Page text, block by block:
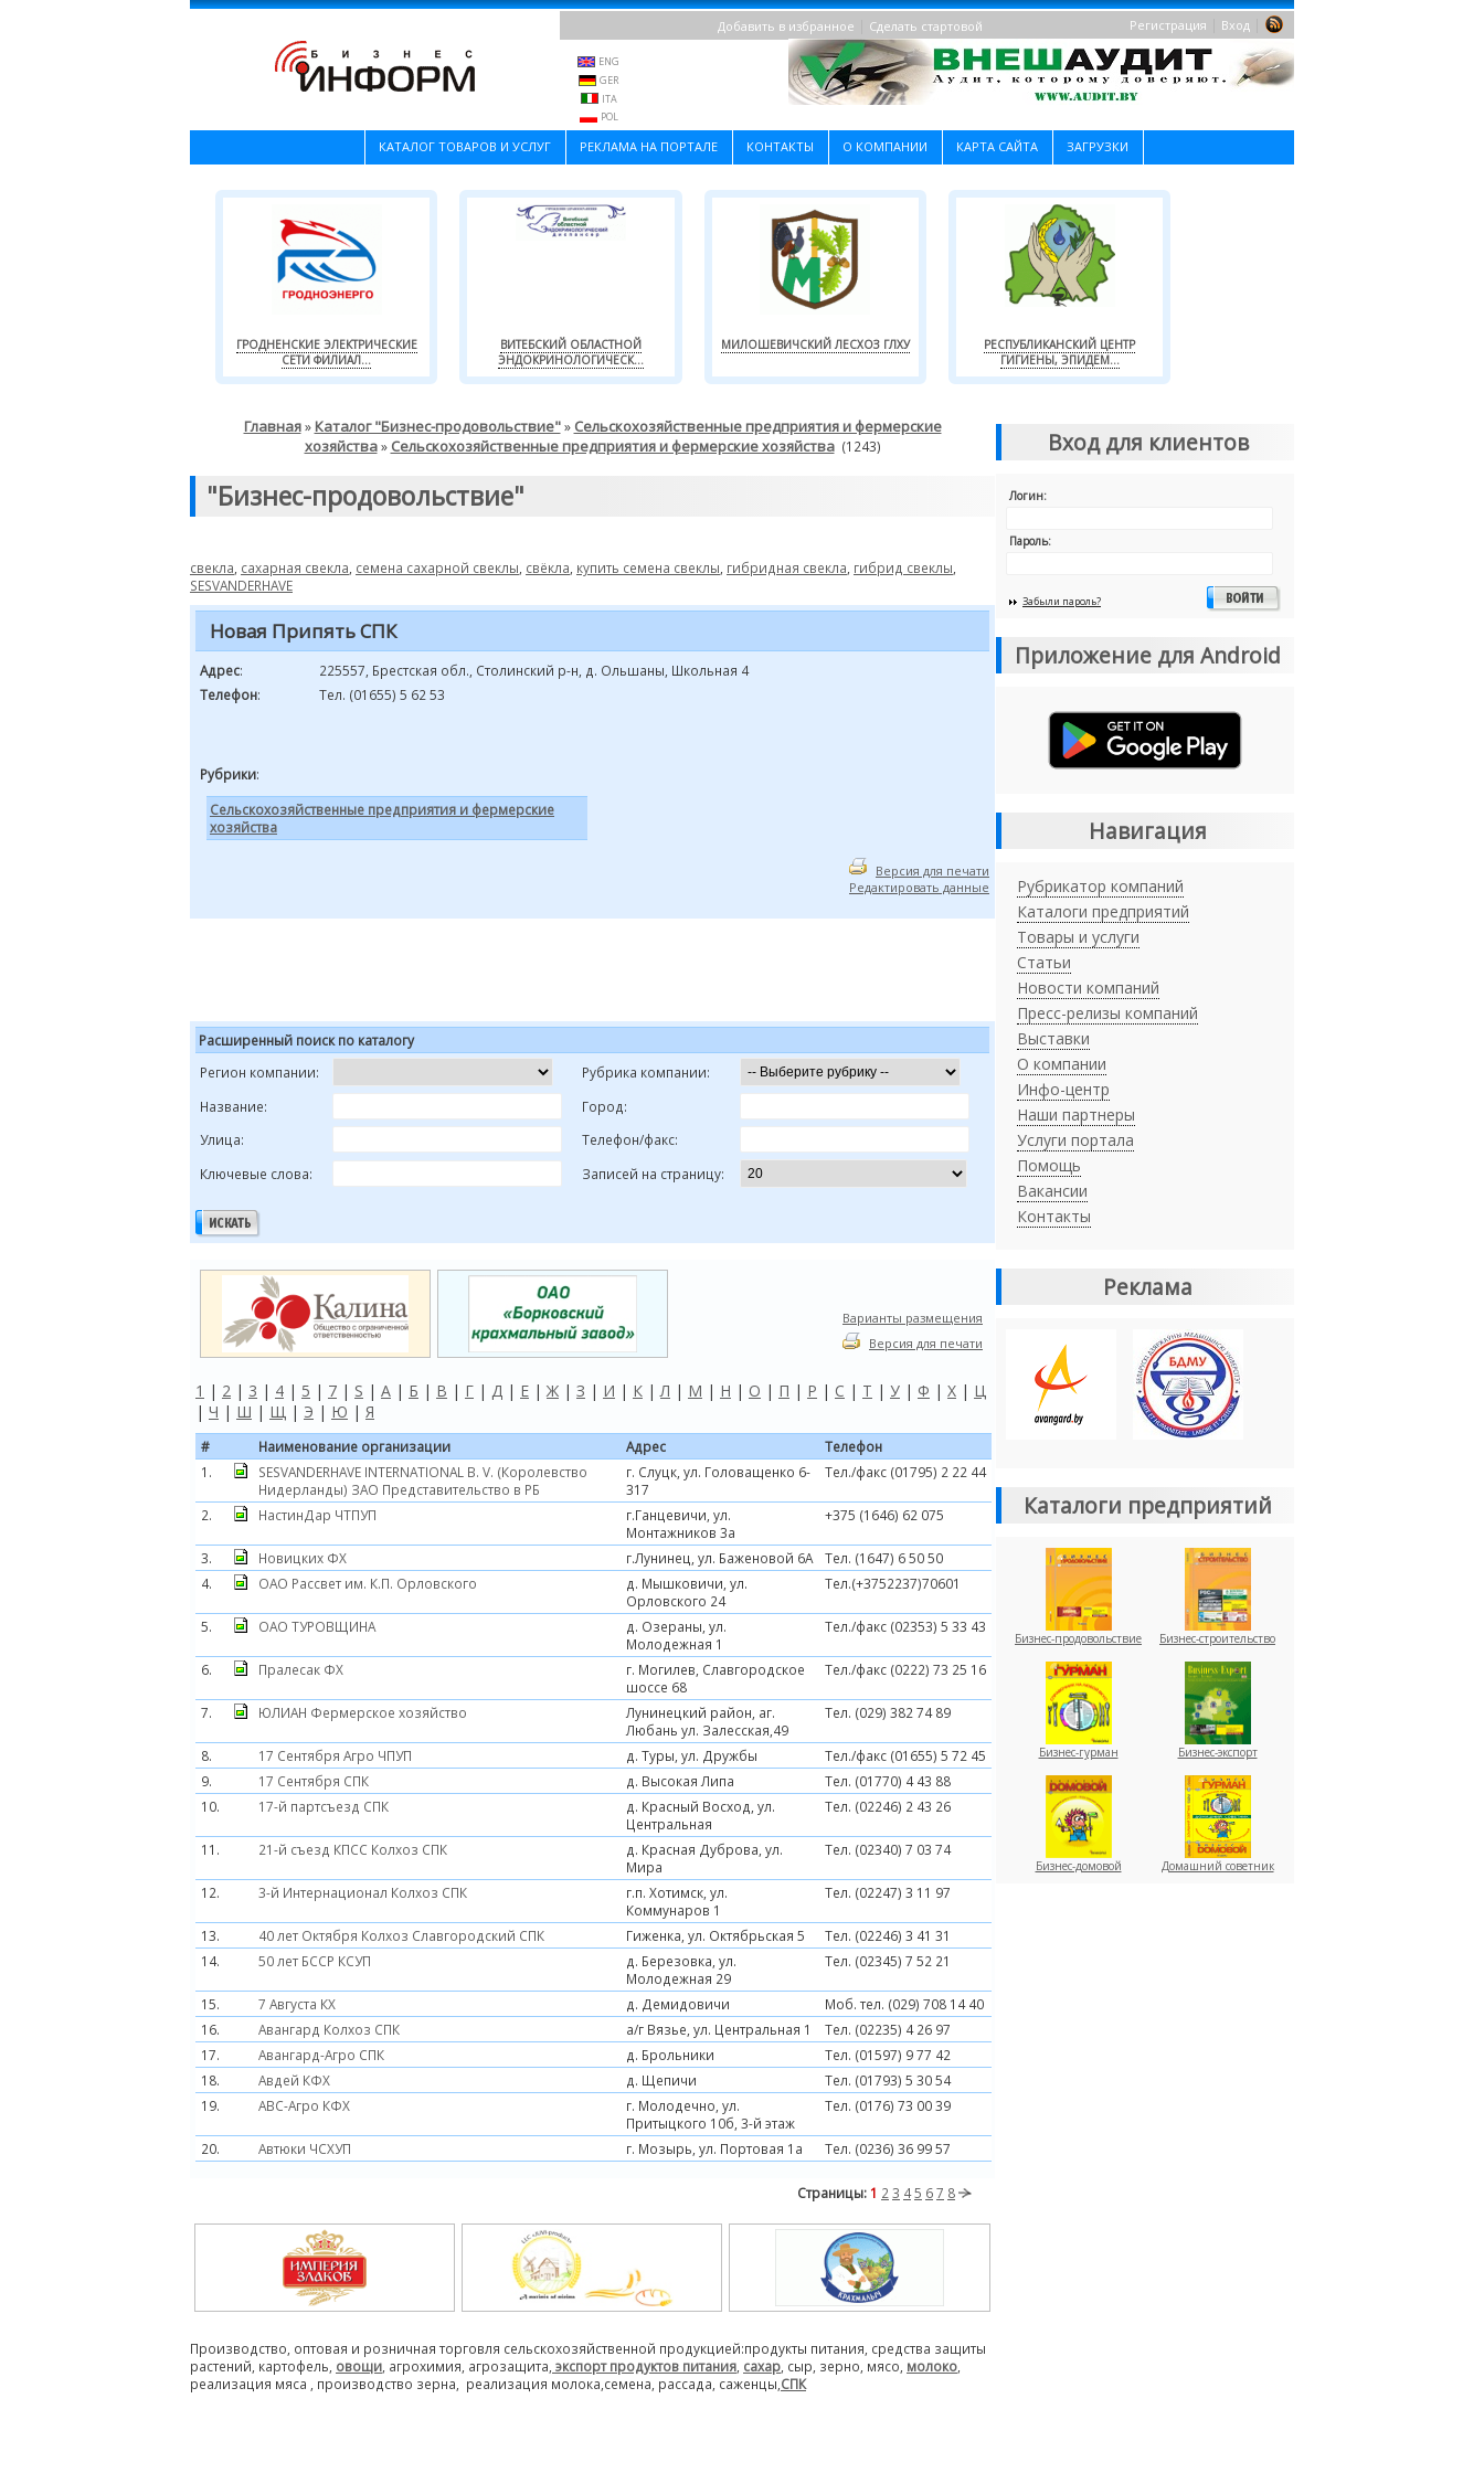
Регистрация Вход
Добавить в избранное Сделать стартовой
ENG
GER
ITA
POL
КАТАЛОГ ТОВАРОВ И УСЛУГ РЕКЛАМА НА ПОРТАЛЕ КОНТАКТЫ О КОМПАНИИ КАРТА САЙТА ЗАГРУЗКИ
ГРОДНЕНСКИЕ ЭЛЕКТРИЧЕСКИЕ
СЕТИ ФИЛИАЛ...
ВИТЕБСКИЙ ОБЛАСТНОЙ
ЭНДОКРИНОЛОГИЧЕСК...
МИЛОШЕВИЧСКИЙ ЛЕСХОЗ ГЛХУ
РЕСПУБЛИКАНСКИЙ ЦЕНТР
ГИГИЕНЫ, ЭПИДЕМ...
Главная» Каталог "Бизнес-продовольствие"» Сельскохозяйственные предприятия и фермерские
хозяйства» Сельскохозяйственные предприятия и фермерские хозяйства(1243)
"Бизнес-продовольствие"
свекла сахарная свекла семена сахарной свеклы свёкла купить семена свеклы гибридная свекла гибрид свеклы
SESVANDERHAVE
Новая Припять СПК
Адрес:
225557, Брестская обл., Столинский р-н, д. Ольшаны, Школьная 4
Телефон: Тел. (01655) 5 62 53
Рубрики:
Сельскохозяйственные предприятия и фермерские
хозяйства
Версия для печати
Редактировать данные
Расширенный поиск по каталогу
Регион компании:
Рубрика компании:
Название:
Город:
Улица:
Телефон/факс:
Ключевые слова:
Записей на страницу:
Варианты размещения
Версия для печати
1 | 2 | 3 | 4 | 5 | 7 | S | А | Б | В | Г | Д | Е | Ж | З | И | К |Л | М | Н | О | П | Р | С | Т | У | Ф | Х | Ц
| Ч | Ш | Щ | Э | Ю | Я
# Наименование организации Адрес
Телефон
1.
SESVANDERHAVE INTERNATIONAL B. V. (Королевство
Нидерланды) ЗАО Представительство в РБ
г. Слуцк, ул. Головащенко 6-
317
Тел./факс (01795) 2 22 44
2. НастинДар ЧТПУП
г.Ганцевичи, ул.
Монтажников 3а
+375 (1646) 62 075
3. Новицких ФХ г.Лунинец, ул. Баженовой 6А
Тел. (1647) 6 50 50
4.
ОАО Рассвет им. К.П. Орловского
д. Мышковичи, ул.
Орловского 24
Тел.(+3752237)70601
5. ОАО ТУРОВЩИНА
д. Озераны, ул.
Молодежная 1
Тел./факс (02353) 5 33 43
6. Пралесак ФХ
г. Могилев, Славгородское
шоссе 68
Тел./факс (0222) 73 25 16
7. ЮЛИАН Фермерское хозяйство
Лунинецкий район, аг.
Любань ул. Залесская,49
Тел. (029) 382 74 89
8. 17 Сентября Агро ЧПУП д. Туры, ул. Дружбы
Тел./факс (01655) 5 72 45
9.
17 Сентября СПК д. Высокая Липа
Тел. (01770) 4 43 88
10.
17-й партсъезд СПК
д. Красный Восход, ул.
Центральная
Тел. (02246) 2 43 26
11. 21-й съезд КПСС Колхоз СПК
д. Красная Дуброва, ул.
Мира
Тел. (02340) 7 03 74
12. 3-й Интернационал Колхоз СПК
г.п. Хотимск, ул.
Коммунаров 1
Тел. (02247) 3 11 97
13. 40 лет Октября Колхоз Славгородский СПК Гиженка, ул. Октябрьская 5
Тел. (02246) 3 41 31
14.
50 лет БССР КСУП
д. Березовка, ул.
Молодежная 29
Тел. (02345) 7 52 21
15. 7 Августа КХ д. Демидовичи
Моб. тел. (029) 708 14 40
16.
Авангард Колхоз СПК а/г Вязье, ул. Центральная 1
Тел. (02235) 4 26 97
17.
Авангард-Агро СПК д. Брольники
Тел. (01597) 9 77 42
18.
Авдей КФХ д. Щепичи
Тел. (01793) 5 30 54
19.
АВС-Агро КФХ
г. Молодечно, ул.
Притыцкого 10б, 3-й этаж
Тел. (0176) 73 00 39
20. Автюки ЧСХУП г. Мозырь, ул. Портовая 1а Тел. (0236) 36 99 57
Страницы: 1 2 3 45 67 8
Производство, оптовая и розничная торговля сельскохозяйственной продукцией:продукты питания, средства защиты
растений, картофель, овощи , агрохимия, агрозащита, экспорт продуктов питания сахар , сыр, зерно, мясо, молоко
реализация мяса , производство зерна, реализация молока,семена, рассада, саженцы, СПК
Вход для клиентов
Логин:
Пароль:
Забыли пароль?
Приложение для Android
Навигация
Рубрикатор компаний
Каталоги предприятий
Товары и услуги
Статьи
Новости компаний
Пресс-релизы компаний
Выставки
О компании
Инфо-центр
Наши партнеры
Услуги портала
Помощь
Вакансии
Контакты
Реклама
Каталоги предприятий
Бизнес-продовольствие Бизнес-строительство
Бизнес-гурман Бизнес-экспорт
Бизнес-домовой Домашний советник